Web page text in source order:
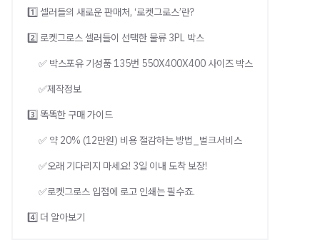
1️⃣ 셀러들의 새로운 판매처, ‘로켓그로스’란?
2️⃣ 로켓그로스 셀러들이 선택한 물류 3PL 박스
✅ 박스포유 기성품 135번 550X400X400 사이즈 박스
✅제작정보
3️⃣ 똑똑한 구매 가이드
✅ 약 20% (12만원) 비용 절감하는 방법_벌크서비스
✅오래 기다리지 마세요! 3일 이내 도착 보장!
✅로켓그로스 입점에 로고 인쇄는 필수죠.
4️⃣ 더 알아보기